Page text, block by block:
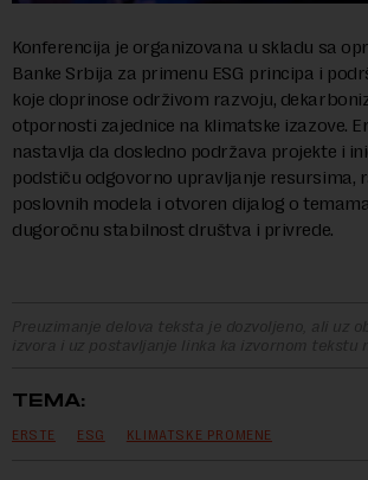
Konferencija je organizovana u skladu sa
Banke Srbija za primenu ESG principa i
koje doprinose održivom razvoju,
otpornosti zajednice na klimatske izazove.
nastavlja da dosledno podržava projekte i
podstiču odgovorno upravljanje resursima,
poslovnih modela i otvoren dijalog o
dugoročnu stabilnost društva i privrede.
Preuzimanje delova teksta je dozvoljeno, ali uz
izvora i uz postavljanje linka ka izvornom tekstu
TEMA:
ERSTE ESG KLIMATSKE PROMENE